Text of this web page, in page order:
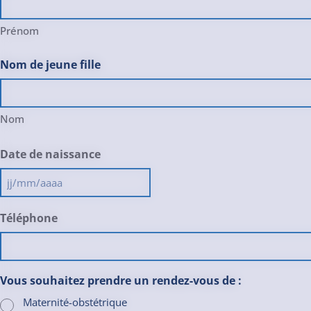
Prénom
Nom de jeune fille
Nom
Date de naissance
slash
MM
AAAA
Téléphone
Vous souhaitez prendre un rendez-vous de :
Maternité-obstétrique